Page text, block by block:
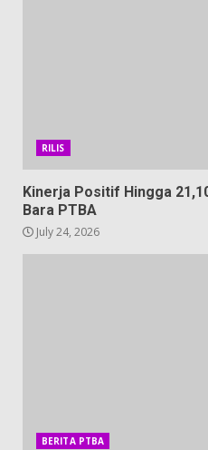
RILIS
Kinerja Positif Hingga
Bara PTBA
July 24, 2026
BERITA PTBA